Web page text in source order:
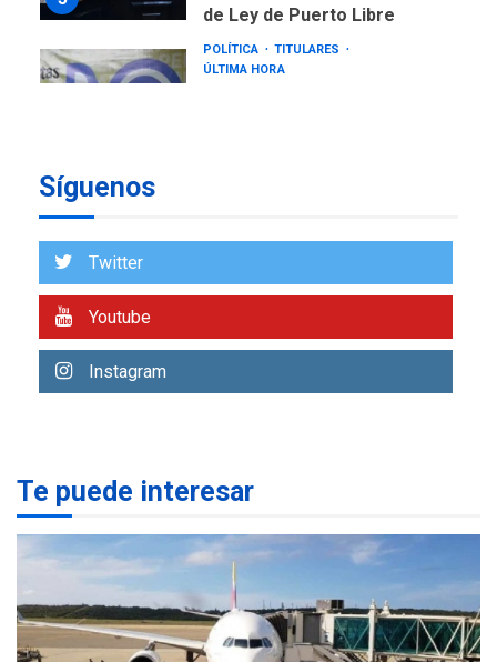
ÚLTIMA HORA
de Expresión en agenda de
7
desde el primer momento
asegura Gustavo Duque
ÚLTIMA HORA
2
MUNDIAL DE FÚTBOL 2026
La FIFA se «disculpa» por
plan fallido de privatización
ÚLTIMA HORA
Hutíes de Yemen dicen que
Síguenos
Twitter
Youtube
Instagram
Te puede interesar